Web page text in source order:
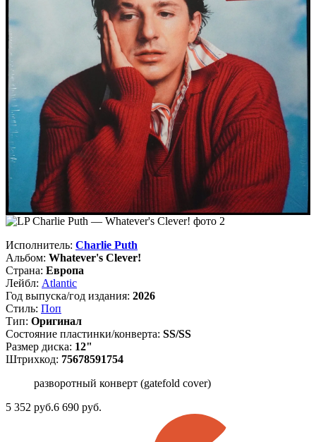
Исполнитель: Charlie Puth
Альбом: Whatever's Clever!
Страна: Европа
Лейбл: Atlantic
Год выпуска/год издания: 2026
Стиль: Поп
Тип: Оригинал
Состояние пластинки/конверта: SS/SS
Размер диска: 12"
Штрихкод: 75678591754
разворотный конверт (gatefold cover)
5 352 руб.6 690 руб.